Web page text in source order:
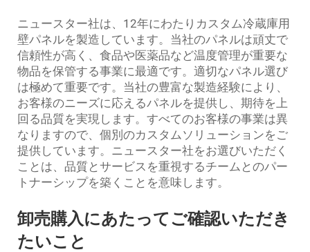
ニュースター社は、12年にわたりカスタム冷蔵庫用
壁パネルを製造しています。当社のパネルは頑丈で
信頼性が高く、食品や医薬品など温度管理が重要な
物品を保管する事業に最適です。適切なパネル選び
は極めて重要です。当社の豊富な製造経験により、
お客様のニーズに応えるパネルを提供し、期待を上
回る品質を実現します。すべてのお客様の事業は異
なりますので、個別のカスタムソリューションをご
提供しています。ニュースター社をお選びいただく
ことは、品質とサービスを重視するチームとのパー
トナーシップを築くことを意味します。
卸売購入にあたってご確認いただき
たいこと